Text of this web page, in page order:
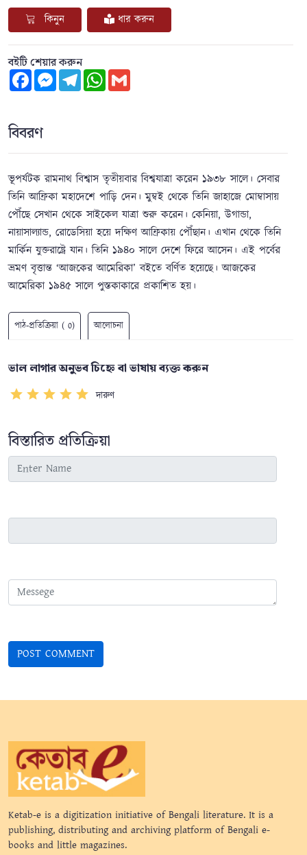
কিনুন ধার করুন
বইটি শেয়ার করুন
FacebookMessengerTelegramWhatsApp
বিবরণ
ভূপর্যটক রামনাথ বিশ্বাস তৃতীয়বার বিশ্বযাত্রা করেন ১৯৩৮ সালে। সেবার
তিনি আফ্রিকা মহাদেশে পাড়ি দেন। মুম্বই থেকে তিনি জাহাজে মোম্বাসায়
পৌঁছে সেখান থেকে সাইকেল যাত্রা শুরু করেন। কেনিয়া, উগান্ডা,
নায়াসাল্যান্ড, রোডেসিয়া হয়ে দক্ষিণ আফ্রিকায় পৌঁছান। এখান থেকে তিনি
মার্কিন যুক্তরাষ্ট্রে যান। তিনি ১৯৪০ সালে দেশে ফিরে আসেন। এই পর্বের
ভ্রমণ বৃত্তান্ত ‘আজকের আমেরিকা’ বইতে বর্ণিত হয়েছে। আজকের
আমেরিকা ১৯৪৫ সালে পুস্তকাকারে প্রকাশিত হয়।
পাঠ-প্রতিক্রিয়া ( 0) আলোচনা
ভাল লাগার অনুভব চিহ্নে বা ভাষায় ব্যক্ত করুন
দারুণ
বিস্তারিত প্রতিক্রিয়া
Ketab-e is a digitization initiative of Bengali literature. It is a
publishing, distributing and archiving platform of Bengali e-
books and little magazines.